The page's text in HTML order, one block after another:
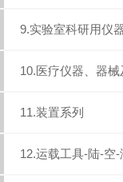
9.实验室科研用仪
10.医疗仪器、器械
11.装置系列
12.运载工具-陆-空